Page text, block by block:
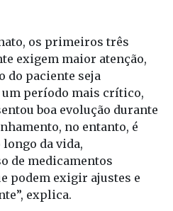
os primeiros três
exigem maior atenção,
do paciente seja
um período mais crítico,
boa evolução durante
no entanto, é
da vida,
de medicamentos
podem exigir ajustes e
explica.